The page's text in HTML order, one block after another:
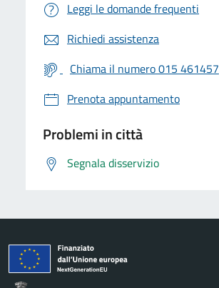
Leggi le domande frequenti
Richiedi assistenza
Chiama il numero 015 461457
Prenota appuntamento
Problemi in città
Segnala disservizio